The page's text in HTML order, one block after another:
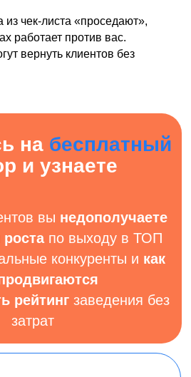
из чек-листа «проседают»,
работает против вас.
вернуть клиентов без
88 70